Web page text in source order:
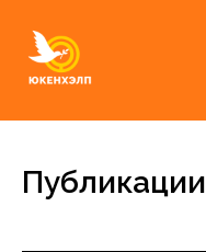
Публикации